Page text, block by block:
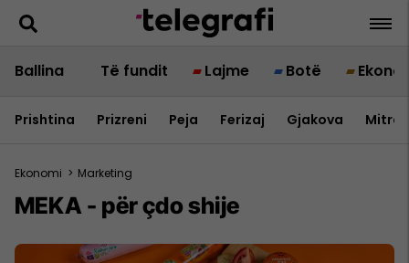
Ballina Të fundit Lajme Botë
Prishtina Prizreni Peja Ferizaj Gjakova
Ekonomi > Marketing
MEKA - për çdo shije